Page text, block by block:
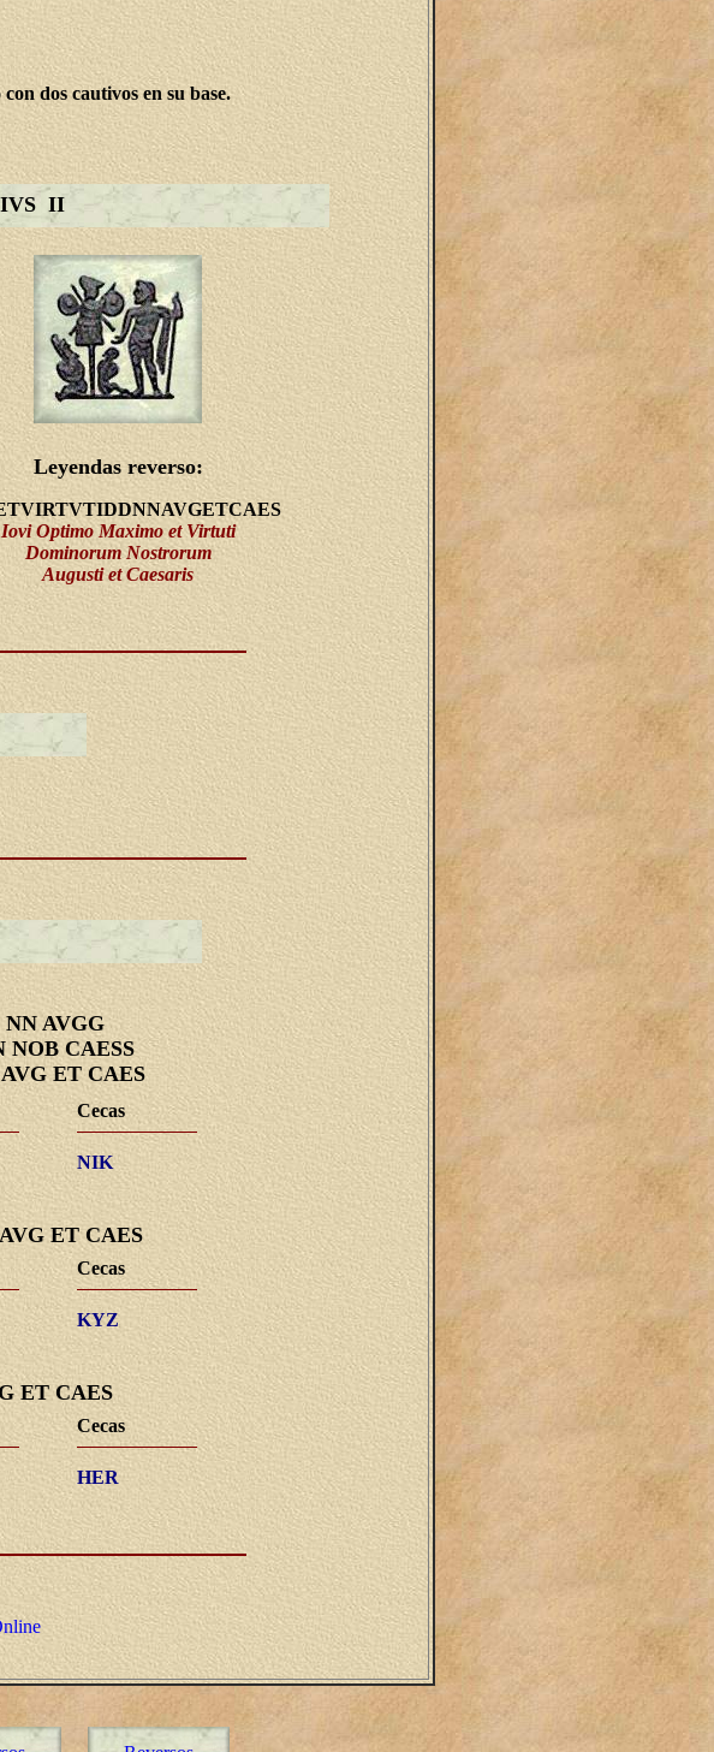
dos cautivos en su base.
II
Leyendas reverso:
Iovi Optimo Maximo et Virtuti
Dominorum Nostrorum
Augusti et Caesaris
AVGG
NOB CAESS
ET CAES
Cecas
NIK
ET CAES
Cecas
KYZ
ET CAES
Cecas
HER